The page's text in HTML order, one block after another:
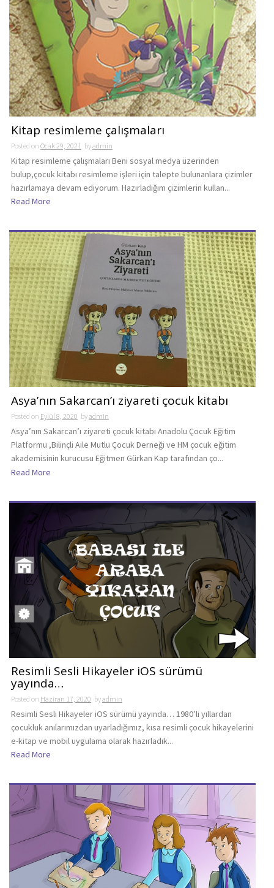
Kitap resimleme çalışmaları
Posted on Ocak 29, 2021 byadmin
Kitap resimleme çalışmaları Beni sosyal medya üzerinden
bulup,çocuk kitabı resimleme işleri için talepte bulunanlara çizimler
hazırlamaya devam ediyorum. Hazırladığım çizimlerin kullan...
Read More
Asya’nın Sakarcan’ı ziyareti çocuk kitabı
Posted on Eylül 8, 2020 byadmin
Asya’nın Sakarcan’ı ziyareti çocuk kitabı Anadolu Çocuk Eğitim
Platformu ,Bilinçli Aile Mutlu Çocuk Derneği ve HM çocuk eğitim
akademisinin kurucusu Eğitmen Gürkan Kap tarafından ço...
Read More
Resimli Sesli Hikayeler iOS sürümü
yayında…
Posted on Haziran 17, 2020 byadmin
Resimli Sesli Hikayeler iOS sürümü yayında… 1980’li yıllardan
çocukluk anılarımızdan uyarladığımız, kısa resimli çocuk hikayelerini
e-kitap ve mobil uygulama olarak hazırladık...
Read More